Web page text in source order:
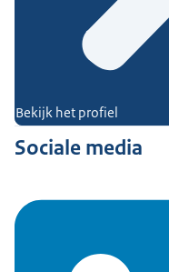
Bekijk het profiel
Sociale media